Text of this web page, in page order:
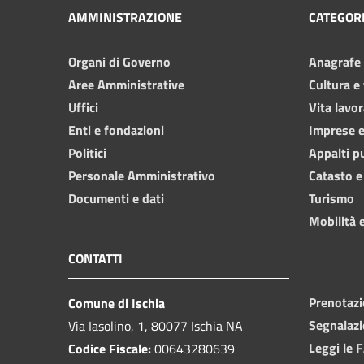
AMMINISTRAZIONE
Organi di Governo
Aree Amministrative
Uffici
Enti e fondazioni
Politici
Personale Amministrativo
Documenti e dati
Cultura
Vita
Imprese
Appalti
Catasto
Turismo
Mobilità
CONTATTI
Comune di Ischia
Via Iasolino, 1, 80077 Ischia NA
Codice Fiscale:00643280639
Leggi le